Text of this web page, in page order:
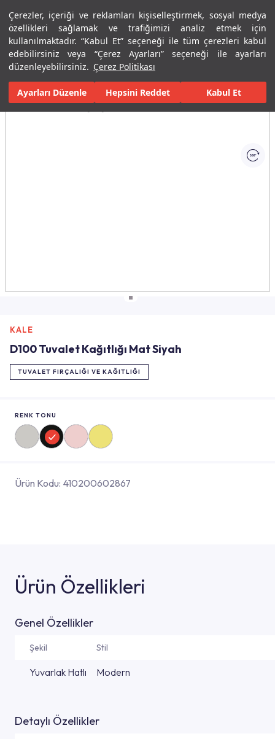
Çerezler, içeriği ve reklamları kişiselleştirmek, sosyal medya
özellikleri sağlamak ve trafiğimizi analiz etmek için
kullanılmaktadır. “Kabul Et” seçeneği ile tüm çerezleri kabul
edebilirsiniz veya “Çerez Ayarları” seçeneği ile ayarları
düzenleyebilirsiniz. Çerez Politikası
Ayarları Düzenle Hepsini Reddet Kabul Et
Menü Menü
Ana Sayfa Banyolar Banyo Aksesuarları Tuvalet Fırçalığı ve
Tüm Görseller(1)
KALE
D100 Tuvalet Kağıtlığı Mat Siyah
TUVALET FIRÇALIĞI VE KAĞITLIĞI
RENK TONU
Ürün Kodu: 410200602867
Ürün Özellikleri
Genel Özellikler
Şekil Stil
Yuvarlak Hatlı Modern
Detaylı Özellikler